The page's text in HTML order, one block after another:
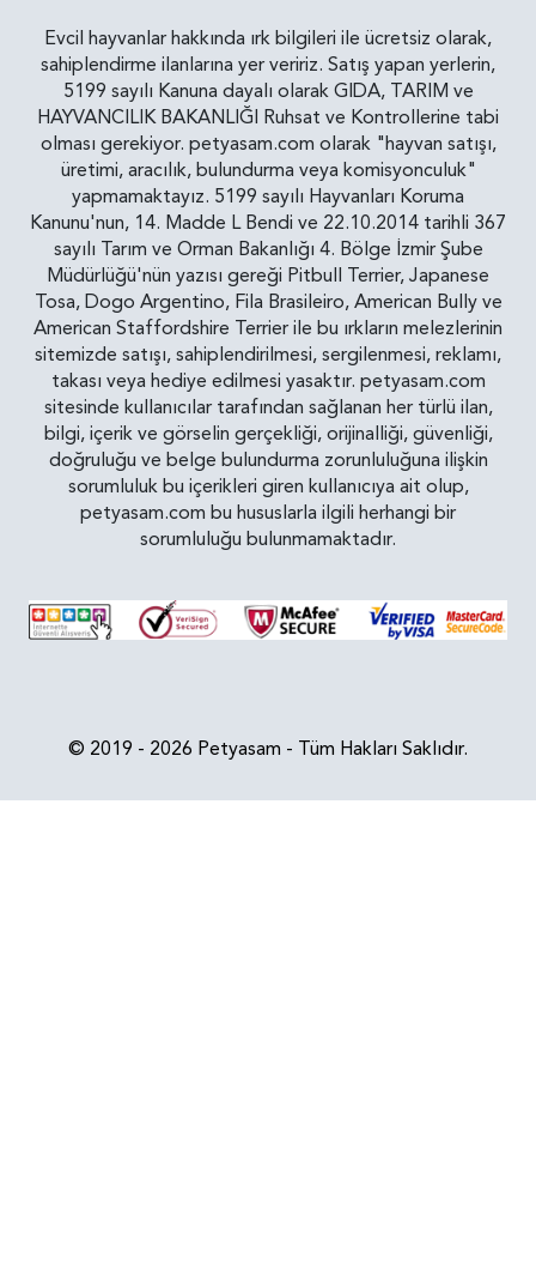
Evcil hayvanlar hakkında ırk bilgileri ile ücretsiz olarak,
sahiplendirme ilanlarına yer veririz. Satış yapan yerlerin,
5199 sayılı Kanuna dayalı olarak GIDA, TARIM ve
HAYVANCILIK BAKANLIĞI Ruhsat ve Kontrollerine tabi
olması gerekiyor. petyasam.com olarak "hayvan satışı,
üretimi, aracılık, bulundurma veya komisyonculuk"
yapmamaktayız. 5199 sayılı Hayvanları Koruma
Kanunu'nun, 14. Madde L Bendi ve 22.10.2014 tarihli 367
sayılı Tarım ve Orman Bakanlığı 4. Bölge İzmir Şube
Müdürlüğü'nün yazısı gereği Pitbull Terrier, Japanese
Tosa, Dogo Argentino, Fila Brasileiro, American Bully ve
American Staffordshire Terrier ile bu ırkların melezlerinin
sitemizde satışı, sahiplendirilmesi, sergilenmesi, reklamı,
takası veya hediye edilmesi yasaktır. petyasam.com
sitesinde kullanıcılar tarafından sağlanan her türlü ilan,
bilgi, içerik ve görselin gerçekliği, orijinalliği, güvenliği,
doğruluğu ve belge bulundurma zorunluluğuna ilişkin
sorumluluk bu içerikleri giren kullanıcıya ait olup,
petyasam.com bu hususlarla ilgili herhangi bir
sorumluluğu bulunmamaktadır.
© 2019 - 2026 Petyasam - Tüm Hakları Saklıdır.